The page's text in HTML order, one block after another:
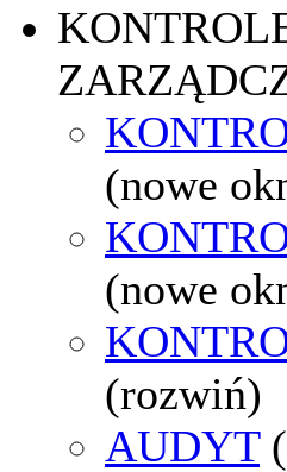
(nowe
(nowe
(rozwiń)
AUDYT